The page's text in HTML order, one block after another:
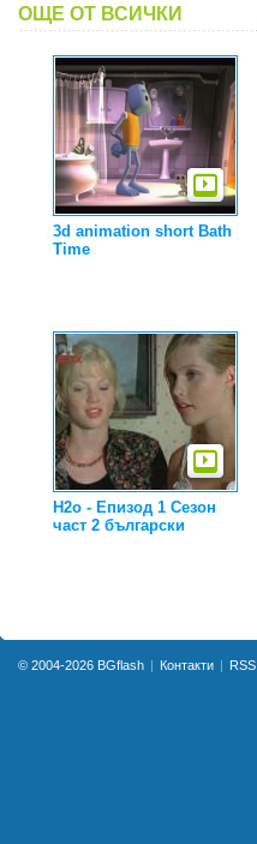
ОЩЕ ОТ ВСИЧКИ
3d animation short Bath
Time
H2o - Епизод 1 Сезон
част 2 български
© 2004-2026 BGflash Контакти RSS